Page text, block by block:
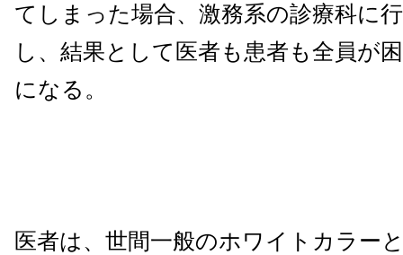
てしまった場合、激務系の診療科に
し、結果として医者も患者も全員が
になる。
医者は、世間一般のホワイトカラー